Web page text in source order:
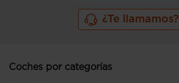
¿Te llamamos?
Coches por categorías